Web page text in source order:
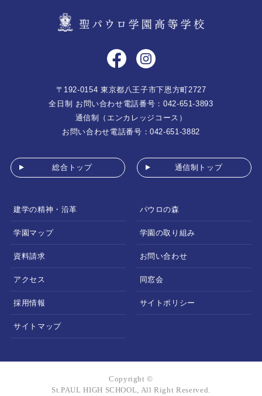
〒192-0154 東京都八王子市下恩方町2727
全日制 お問い合わせ電話番号：042-651-3893
通信制（エンカレッジコース）
お問い合わせ電話番号：042-651-3882
総合トップ 通信制トップ
建学の精神・沿革 パウロの森
学園マップ 学園の取り組み
資料請求 お問い合わせ
アクセス 同窓会
採用情報 サイトポリシー
サイトマップ
Copyright ©
St.PAUL HIGH SCHOOL, All Right Reserved.